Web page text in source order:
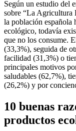
Según un estudio del
sobre “La Agricultura
la población española
ecológico, todavía
que no los consume.
(33,3%), seguida de
facilidad (31,3%) o
principales motivos
saludables (62,7%),
(26,2%) y por
10 buenas
productos